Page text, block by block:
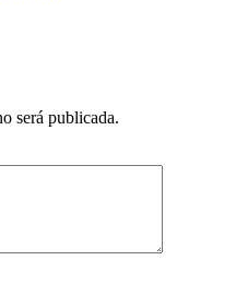
será publicada.